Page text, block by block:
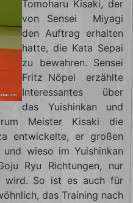
Tomoharu Kisaki, der
von Sensei Miyagi
den Auftrag erhalten
hatte, die Kata Sepai
zu bewahren. Sensei
Fritz Nöpel erzählte
Interessantes über
das Yuishinkan und
Meister Kisaki die
entwickelte, er großen
wieso im Yuishinkan
Ryu Richtungen, nur
wird. So ist es auch für
das Training nach